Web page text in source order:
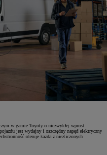
w gamie Toyoty o niezwykłej wprost
jest wydajny i oszczędny napęd elektryczny
oferuje każda z niezliczonych